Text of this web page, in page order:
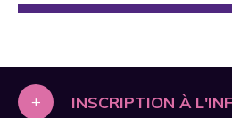
+ INSCRIPTION À